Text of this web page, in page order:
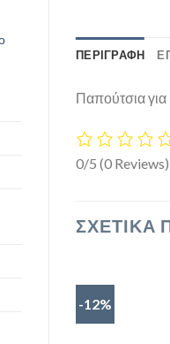
ΠΕΡΙΓΡΑΦΉ
Παπούτσια
0/5 (0 Reviews)
ΣΧΕΤΙΚΆ
-12%